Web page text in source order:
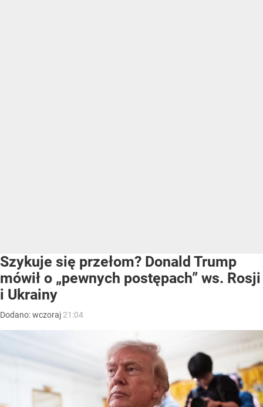
Szykuje się przełom? Donald Trump
mówił o „pewnych postępach” ws. Rosji
i Ukrainy
Dodano:wczoraj 21:04